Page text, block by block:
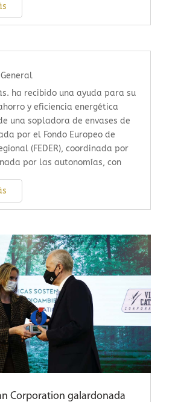
General
ha recibido una ayuda para su
y eficiencia energética
una sopladora de envases de
por el Fondo Europeo de
(FEDER), coordinada por
por las autonomías, con
Corporation galardonada